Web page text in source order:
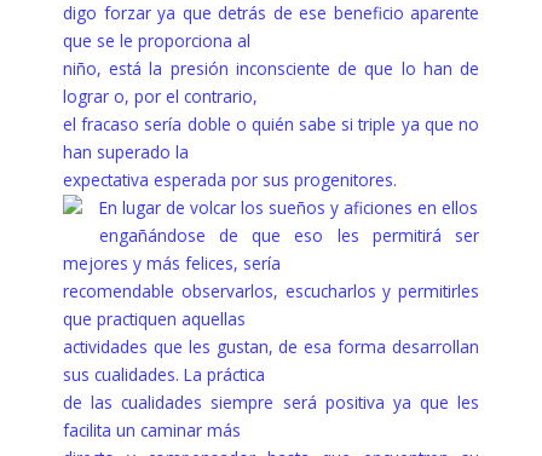
digo forzar ya que detrás de ese beneficio aparente
que se le proporciona al
niño, está la presión inconsciente de que lo han de
lograr o, por el contrario,
el fracaso sería doble o quién sabe si triple ya que no
han superado la
expectativa esperada por sus progenitores.
En lugar de volcar los sueños y aficiones en ellos
engañándose de que eso les permitirá ser
mejores y más felices, sería
recomendable observarlos, escucharlos y permitirles
que practiquen aquellas
actividades que les gustan, de esa forma desarrollan
sus cualidades. La práctica
de las cualidades siempre será positiva ya que les
facilita un caminar más